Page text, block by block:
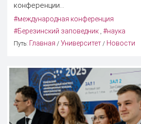
конференции...
#международная конференция
#Березинский заповедник #наука
Путь: Главная / Университет / Новости